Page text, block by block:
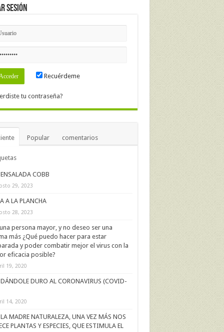
Sesión
Recuérdeme
tu contraseña?
Popular comentarios
ENSALADA COBB
29, 2023
A LA PLANCHA
28, 2023
persona mayor, y no deseo ser una
más ¿Qué puedo hacer para estar
y poder combatir mejor el virus con la
eficacia posible?
19, 2020
DÁNDOLE DURO AL CORONAVIRUS (COVID-
14, 2020
LA MADRE NATURALEZA, UNA VEZ MÁS NOS
PLANTAS Y ESPECIES, QUE ESTIMULA EL